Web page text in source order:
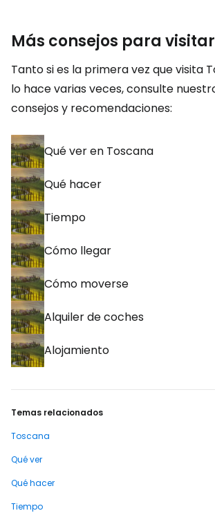
Más consejos para
Tanto si es la primera vez que visita
lo hace varias veces, consulte
consejos y recomendaciones:
Qué ver en Toscana
Qué hacer
Tiempo
Cómo llegar
Cómo moverse
Alquiler de coches
Alojamiento
Temas relacionados
Toscana
Qué ver
Qué hacer
Tiempo